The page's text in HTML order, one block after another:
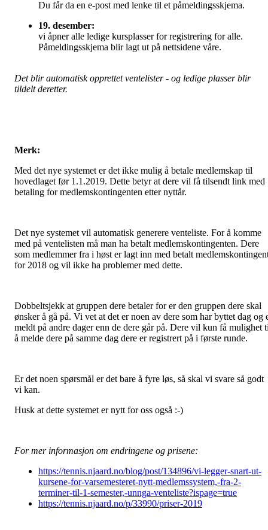
Du får da en e-post med lenke til et påmeldingsskjema.
19. desember:
vi åpner alle ledige kursplasser for registrering for alle.
Påmeldingsskjema blir lagt ut på nettsidene våre.
Det blir automatisk opprettet ventelister - og ledige plasser blir
tildelt deretter.
Merk:
Med det nye systemet er det ikke mulig å betale medlemskap til
hovedlaget før 1.1.2019. Dette betyr at dere vil få tilsendt link med
betaling for medlemskontingenten etter nyttår.
Det nye systemet vil automatisk generere venteliste. For å komme
med på ventelisten må man ha betalt medlemskontingenten. Dere
som medlemmer fra i høst er lagt inn med betalt
for 2018 og vil ikke ha problemer med dette.
Dobbeltsjekk at gruppen dere betaler for er den gruppen dere skal
ønsker å gå på. Vi vet at det er noen av dere som har byttet dag og
meldt på andre dager enn de dere går på. Dere vil kun få mulighet
å melde dere på samme dag dere er registrert på i første runde.
Er det noen spørsmål er det bare å fyre løs, så skal vi svare så godt
vi kan.
Husk at dette systemet er nytt for oss også :-)
For mer informasjon om endringene og prisene:
https://tennis.njaard.no/blog/post/134896/vi-legger-snart-ut-
kursene-for-varsemesteret-nytt-medlemssystem,-fra-2-
terminer-til-1-semester,-unnga-venteliste?ispage=true
https://tennis.njaard.no/p/33990/priser-2019